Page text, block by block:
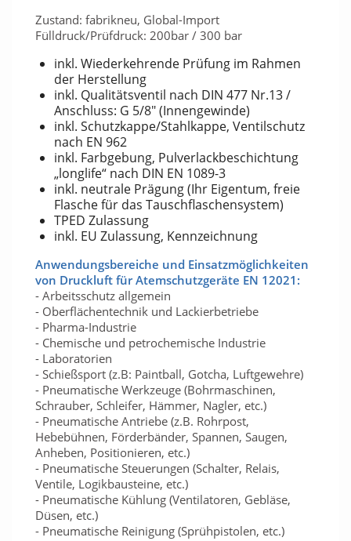
Zustand: fabrikneu, Global-Import
Fülldruck/Prüfdruck: 200bar / 300 bar
inkl. Wiederkehrende Prüfung im Rahmen
der Herstellung
inkl. Qualitätsventil nach DIN 477 Nr.13 /
Anschluss: G 5/8" (Innengewinde)
inkl. Schutzkappe/Stahlkappe, Ventilschutz
nach EN 962
inkl. Farbgebung, Pulverlackbeschichtung
„longlife“ nach DIN EN 1089-3
inkl. neutrale Prägung (Ihr Eigentum, freie
Flasche für das Tauschflaschensystem)
TPED Zulassung
inkl. EU Zulassung, Kennzeichnung
Anwendungsbereiche und Einsatzmöglichkeiten
von Druckluft für Atemschutzgeräte EN 12021:
- Arbeitsschutz allgemein
- Oberflächentechnik und Lackierbetriebe
- Pharma-Industrie
- Chemische und petrochemische Industrie
- Laboratorien
- Schießsport (z.B: Paintball, Gotcha, Luftgewehre)
- Pneumatische Werkzeuge (Bohrmaschinen,
Schrauber, Schleifer, Hämmer, Nagler, etc.)
- Pneumatische Antriebe (z.B. Rohrpost,
Hebebühnen, Förderbänder, Spannen, Saugen,
Anheben, Positionieren, etc.)
- Pneumatische Steuerungen (Schalter, Relais,
Ventile, Logikbausteine, etc.)
- Pneumatische Kühlung (Ventilatoren, Gebläse,
Düsen, etc.)
- Pneumatische Reinigung (Sprühpistolen, etc.)